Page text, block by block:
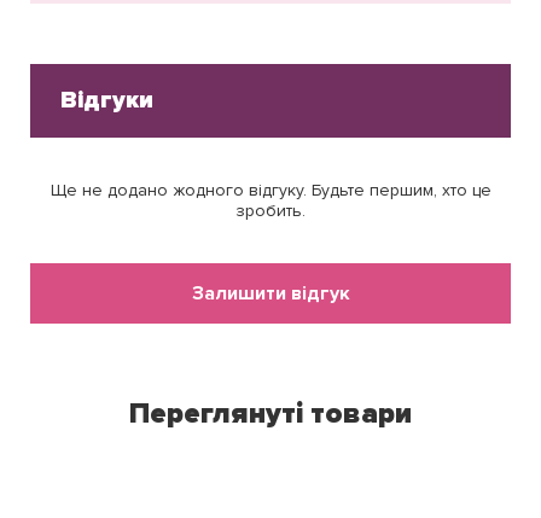
Відгуки
Ще не додано жодного відгуку. Будьте першим, хто це
зробить.
Залишити відгук
Переглянуті товари